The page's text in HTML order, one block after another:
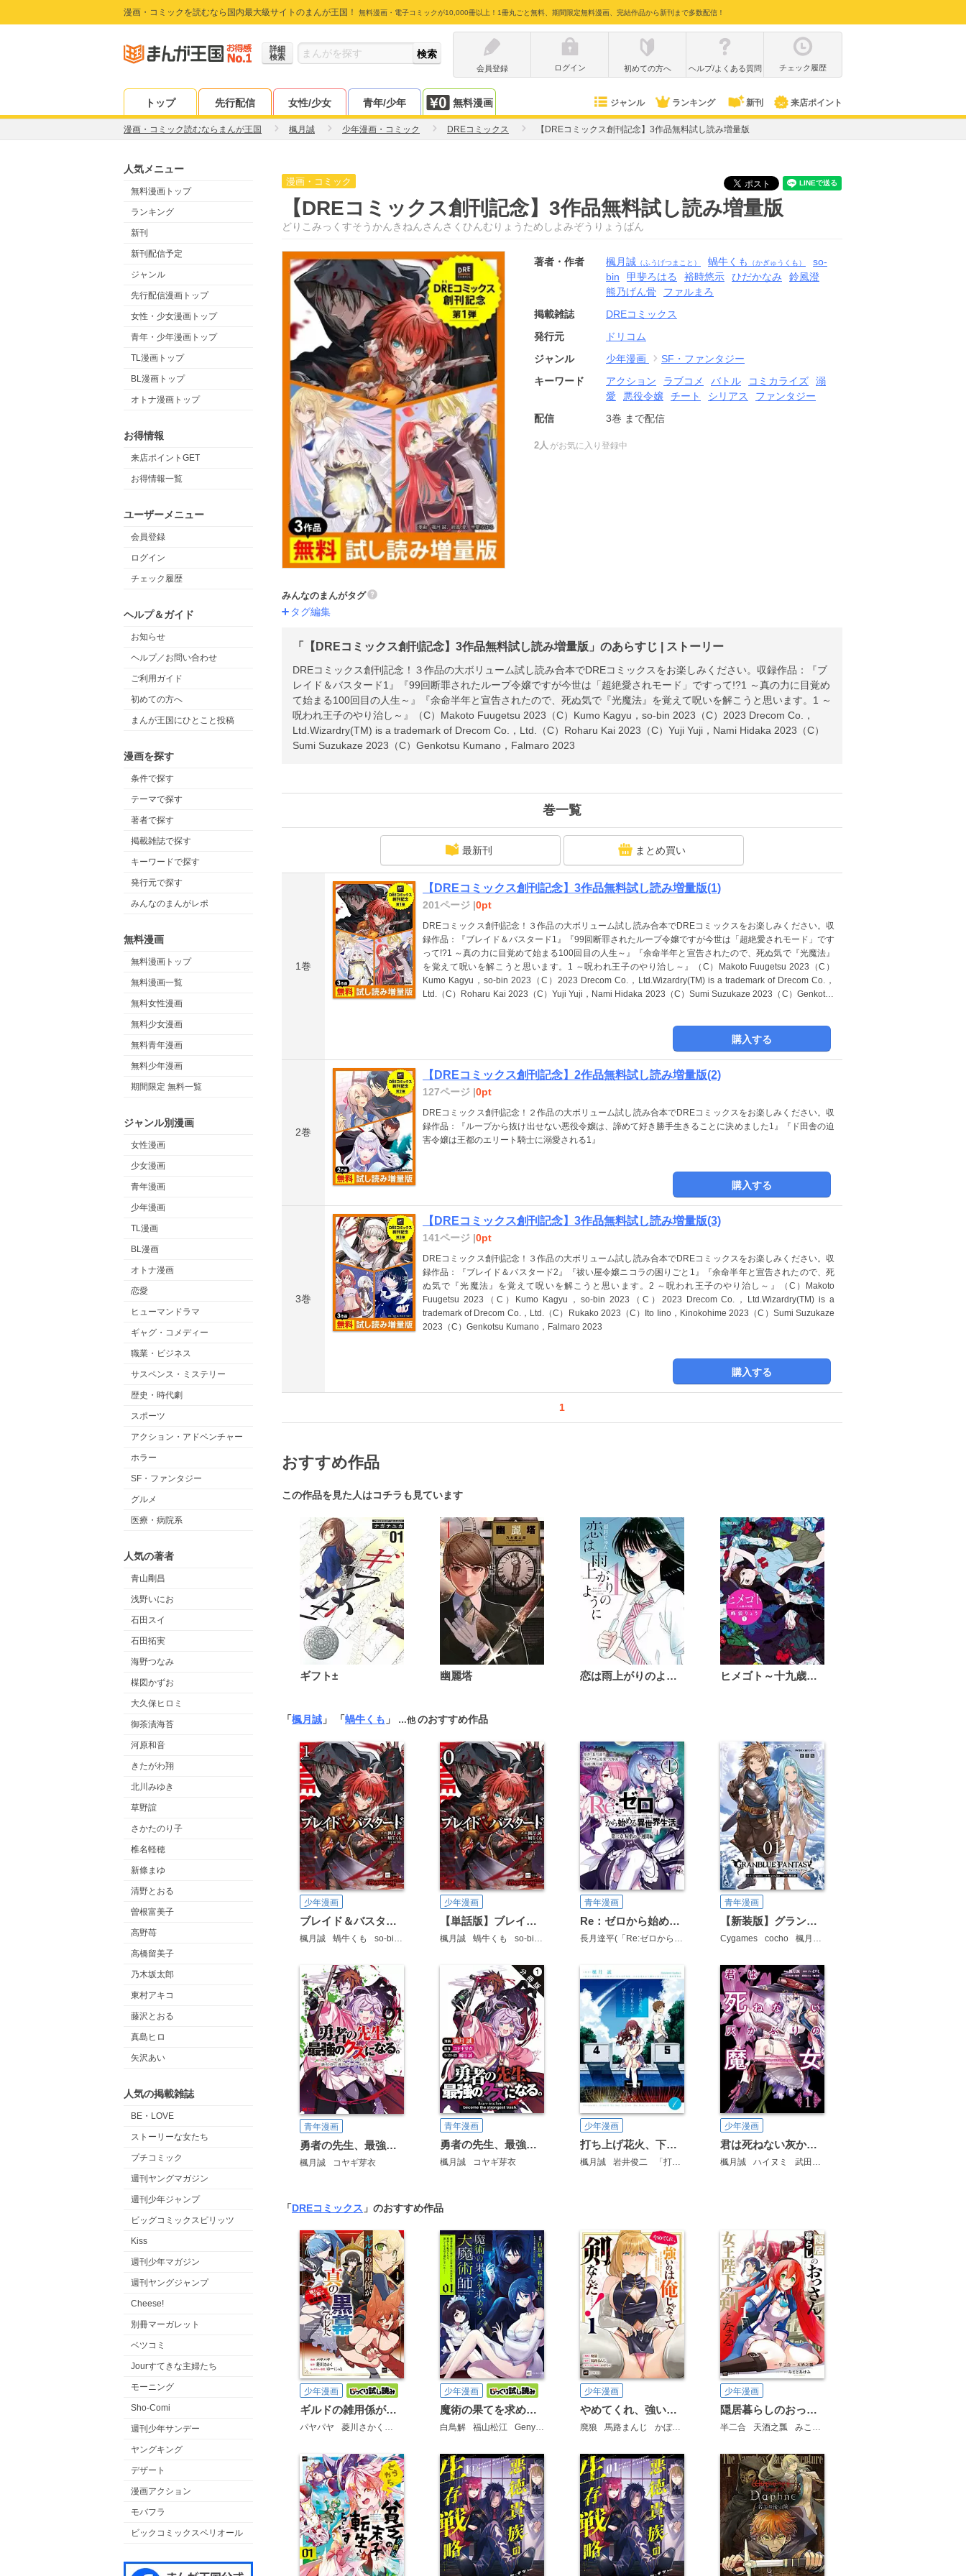
漫画・コミックを読むなら国内最大級サイトのまんが王国！ 無料漫画・電子コミックが10,000冊以上！1冊丸ごと無料、期間限定無料漫画、完結作品から新刊まで多数配信！
詳細
検索
会員登録
ログイン 初めての方へ ヘルプ/よくある質問 チェック履歴
トップ 先行配信 女性/少女 青年/少年 無料漫画 ジャンル ランキング 新刊 来店ポイント
漫画・コミック読むならまんが王国 楓月誠 少年漫画・コミック DREコミックス 【DREコミックス創刊記念】3作品無料試し読み増量版
人気メニュー
無料漫画トップ
ランキング
新刊
新刊配信予定
ジャンル
先行配信漫画トップ
女性・少女漫画トップ
青年・少年漫画トップ
TL漫画トップ
BL漫画トップ
オトナ漫画トップ
お得情報
来店ポイントGET
お得情報一覧
ユーザーメニュー
会員登録
ログイン
チェック履歴
ヘルプ＆ガイド
お知らせ
ヘルプ／お問い合わせ
ご利用ガイド
初めての方へ
まんが王国にひとこと投稿
漫画を探す
条件で探す
テーマで探す
著者で探す
掲載雑誌で探す
キーワードで探す
発行元で探す
みんなのまんがレポ
無料漫画
無料漫画トップ
無料漫画一覧
無料女性漫画
無料少女漫画
無料青年漫画
無料少年漫画
期間限定 無料一覧
ジャンル別漫画
女性漫画
少女漫画
青年漫画
少年漫画
TL漫画
BL漫画
オトナ漫画
恋愛
ヒューマンドラマ
ギャグ・コメディー
職業・ビジネス
サスペンス・ミステリー
歴史・時代劇
スポーツ
アクション・アドベンチャー
ホラー
SF・ファンタジー
グルメ
医療・病院系
人気の著者
青山剛昌
浅野いにお
石田スイ
石田拓実
海野つなみ
楳図かずお
大久保ヒロミ
御茶漬海苔
河原和音
きたがわ翔
北川みゆき
草野誼
さかたのり子
椎名軽穂
新條まゆ
清野とおる
曽根富美子
高野苺
高橋留美子
乃木坂太郎
東村アキコ
藤沢とおる
真島ヒロ
矢沢あい
人気の掲載雑誌
BE・LOVE
ストーリーな女たち
プチコミック
週刊ヤングマガジン
週刊少年ジャンプ
ビッグコミックスピリッツ
Kiss
週刊少年マガジン
週刊ヤングジャンプ
Cheese!
別冊マーガレット
ベツコミ
Jourすてきな主婦たち
モーニング
Sho-Comi
週刊少年サンデー
ヤングキング
デザート
漫画アクション
モバフラ
ビックコミックスペリオール
漫画・コミック
【DREコミックス創刊記念】3作品無料試し読み増量版
どりこみっくすそうかんきねんさんさくひんむりょうためしよみぞうりょうばん
著者・作者 楓月誠 （ふうげつまこと） 蝸牛くも （かぎゅうくも）
so-
bin
甲斐ろはる 裕時悠示 ひだかなみ
鈴風澄
熊乃げん骨
ファルまろ
掲載雑誌
DREコミックス
発行元
ドリコム
ジャンル
少年漫画
SF・ファンタジー
キーワード
アクション ラブコメ バトル コミカライズ
溺
愛
悪役令嬢 チート シリアス
ファンタジー
配信
3巻 まで配信
2人 がお気に入り登録中
みんなのまんがタグ
タグ編集
「【DREコミックス創刊記念】3作品無料試し読み増量版」のあらすじ | ストーリー
DREコミックス創刊記念！３作品の大ボリューム試し読み合本でDREコミックスをお楽しみください。収録作品：『ブ
レイド＆バスタード1』『99回断罪されたループ令嬢ですが今世は「超絶愛されモード」ですって!?1 ～真の力に目覚め
て始まる100回目の人生～』『余命半年と宣告されたので、死ぬ気で『光魔法』を覚えて呪いを解こうと思います。1 ～
呪われ王子のやり治し～』（C）Makoto Fuugetsu 2023（C）Kumo Kagyu，so-bin 2023（C）2023 Drecom Co.，
Ltd.Wizardry(TM) is a trademark of Drecom Co.，Ltd.（C）Roharu Kai 2023（C）Yuji Yuji，Nami Hidaka 2023（C）
Sumi Suzukaze 2023（C）Genkotsu Kumano，Falmaro 2023
巻一覧
最新刊 まとめ買い
1巻
【DREコミックス創刊記念】3作品無料試し読み増量版(1)
201ページ |0pt
DREコミックス創刊記念！３作品の大ボリューム試し読み合本でDREコミックスをお楽しみください。収
録作品：『ブレイド＆バスタード1』『99回断罪されたループ令嬢ですが今世は「超絶愛されモード」です
って!?1 ～真の力に目覚めて始まる100回目の人生～』『余命半年と宣告されたので、死ぬ気で『光魔法』
を覚えて呪いを解こうと思います。1 ～呪われ王子のやり治し～』（C）Makoto Fuugetsu 2023（C）
Kumo Kagyu，so-bin 2023（C）2023 Drecom Co.，Ltd.Wizardry(TM) is a trademark of Drecom Co.，
Ltd.（C）Roharu Kai 2023（C）Yuji Yuji，Nami Hidaka 2023（C）Sumi Suzukaze 2023（C）Genkotsu
購入する
2巻
【DREコミックス創刊記念】2作品無料試し読み増量版(2)
127ページ |0pt
DREコミックス創刊記念！２作品の大ボリューム試し読み合本でDREコミックスをお楽しみください。収
録作品：『ループから抜け出せない悪役令嬢は、諦めて好き勝手生きることに決めました1』『ド田舎の迫
害令嬢は王都のエリート騎士に溺愛される1』
購入する
3巻
【DREコミックス創刊記念】3作品無料試し読み増量版(3)
141ページ |0pt
DREコミックス創刊記念！３作品の大ボリューム試し読み合本でDREコミックスをお楽しみください。収
録作品：『ブレイド＆バスタード2』『祓い屋令嬢ニコラの困りごと1』『余命半年と宣告されたので、死
ぬ気で『光魔法』を覚えて呪いを解こうと思います。2 ～呪われ王子のやり治し～』（C）Makoto
Fuugetsu 2023（C）Kumo Kagyu，so-bin 2023（C）2023 Drecom Co.，Ltd.Wizardry(TM) is a
trademark of Drecom Co.，Ltd.（C）Rukako 2023（C）Ito Iino，Kinokohime 2023（C）Sumi Suzukaze
2023（C）Genkotsu Kumano，Falmaro 2023
購入する
1
おすすめ作品
この作品を見た人はコチラも見ています
ギフト± 幽麗塔 恋は雨上がりのように ヒメゴト～十九歳の制服～
「楓月誠 」 「蝸牛くも 」 …他のおすすめ作品
少年漫画
ブレイド＆バスタード
楓月誠 蝸牛くも so-bin
少年漫画
【単話版】ブレイド＆バスタード
楓月誠 蝸牛くも so-bin
青年漫画
Re：ゼロから始める異世界生活 第二章 屋敷の一週間編
長月達平(「Re:ゼロから始める異世界生活」KADOKAWA/MF文庫J刊)
青年漫画
【新装版】グランブルーファンタジー
Cygames cocho 楓月誠
青年漫画
勇者の先生、最強のクズになる。 ～S級パーティの元英雄、裏社会の違法ギルドで成り上がり～(コミック)
楓月誠 コヤギ芽衣
青年漫画
勇者の先生、最強のクズになる。 ～S級パーティの元英雄、裏社会の違法ギルドで成り上がり～(コミック) 分冊版
楓月誠 コヤギ芽衣
少年漫画
打ち上げ花火、下から見るか？横から見るか？
楓月誠 岩井俊二 「打ち上げ花火、下から見るか？横から見るか？」製作委員会
少年漫画
君は死ねない灰かぶりの魔女
楓月誠 ハイヌミ 武田ほたる
「DREコミックス 」のおすすめ作品
少年漫画
ギルドの雑用係が真の黒幕でした
パヤパヤ 菱川さかく ゆーにっと
少年漫画
魔術の果てを求める大魔術師
白鳥解 福山松江 Genyaky
少年漫画
やめてくれ、強いのは俺じゃなくて剣なんだ……！
廃狼 馬路まんじ かぼちゃ
少年漫画
隠居暮らしのおっさん、女王陛下の剣となる
半二合 天酒之瓢 みことあけみ